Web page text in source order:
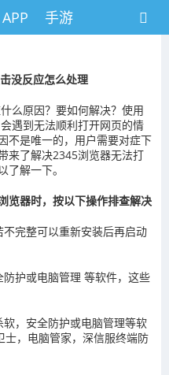
APP 手游
没反应怎么处理
么原因？要如何解决？使用
遇到无法顺利打开网页的情
不是唯一的，用户需要对症下
来了解决2345浏览器无法打
解一下。
览器时，按以下操作排查解决
完整可以重新安装后再启动
护或电脑管理 等软件，这些
软，安全防护或电脑管理等软
，电脑管家，深信服终端防